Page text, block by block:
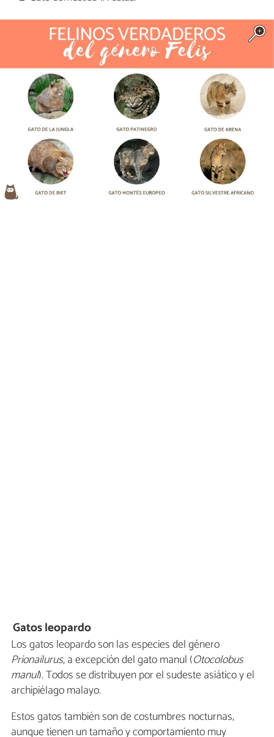
Gatos leopardo
Los gatos leopardo son las especies del género
Prionailurus, a excepción del gato manul (Otocolobus
manul). Todos se distribuyen por el sudeste asiático y el
archipiélago malayo.
Estos gatos también son de costumbres nocturnas,
aunque tienen un tamaño y comportamiento muy